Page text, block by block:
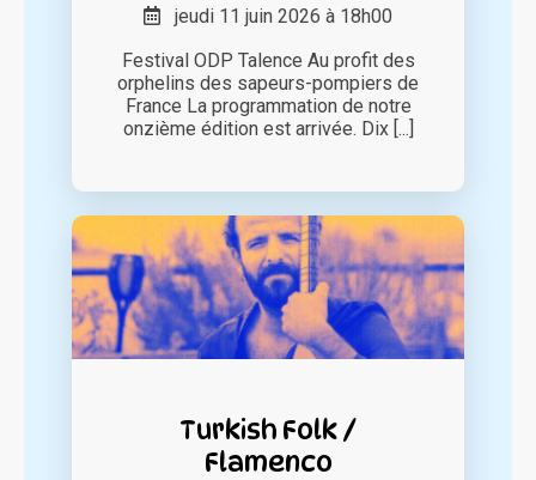
jeudi 11 juin 2026 à 18h00
Festival ODP Talence Au profit des
orphelins des sapeurs-pompiers de
France La programmation de notre
onzième édition est arrivée. Dix [...]
Turkish Folk /
Flamenco